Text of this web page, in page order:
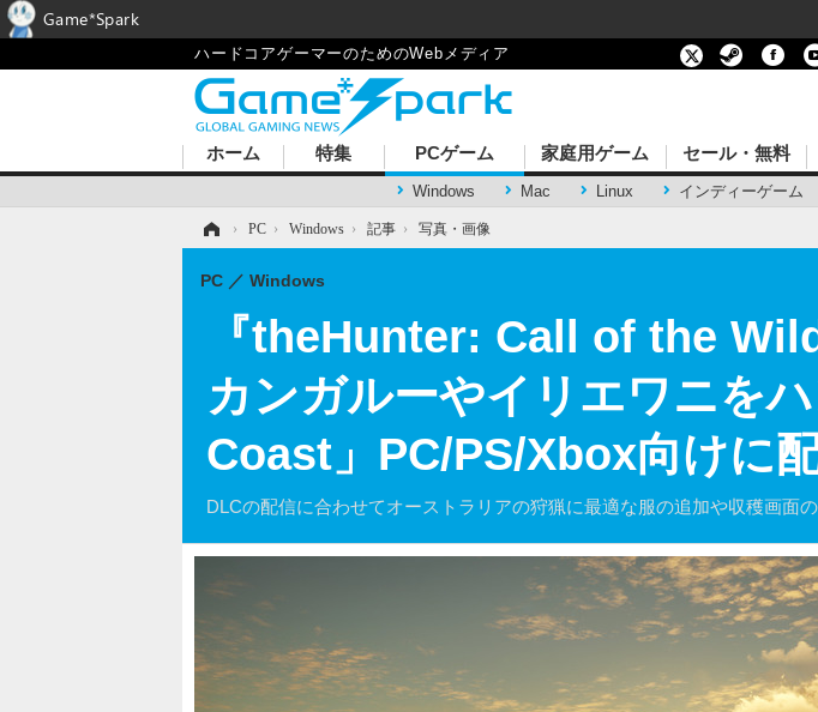
ハードコアゲーマーのためのWebメディア
ホーム 特集 PCゲーム
Windows Mac Linux インディーゲーム
家庭用ゲーム セール・無料
› PC › Windows › 記事 › 写真・画像
『theHunter: Call of the
カンガルーやイリエワニを
Coast」PC/PS/Xbox向けに
DLCの配信に合わせてオーストラリアの狩猟に最適な服の追加や収穫画面
PC Windows
Game*Spark